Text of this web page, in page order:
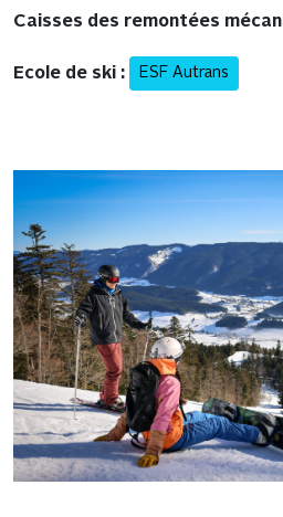
Caisses des remontées
Ecole de ski : ESF Autrans